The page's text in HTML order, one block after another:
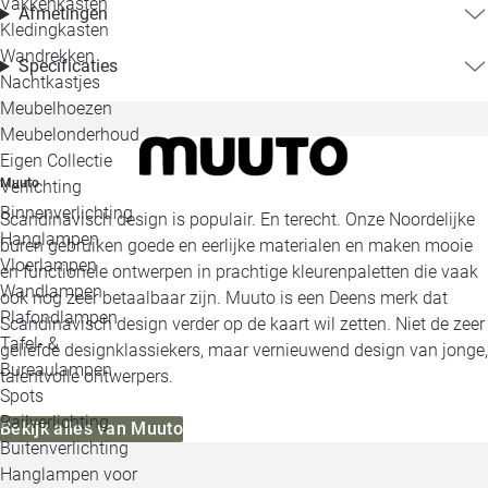
Kledingkasten
Wandrekken
Nachtkastjes
Meubelhoezen
Meubelonderhoud
Eigen Collectie
Verlichting
Binnenverlichting
Hanglampen
Vloerlampen
Wandlampen
Plafondlampen
Tafel- &
Bureaulampen
Spots
Railverlichting
Buitenverlichting
Hanglampen voor
Afmetingen
Specificaties
Muuto
Scandinavisch design is populair. En terecht. Onze Noordelijke
buren gebruiken goede en eerlijke materialen en maken mooie
en functionele ontwerpen in prachtige kleurenpaletten die vaak
ook nog zeer betaalbaar zijn. Muuto is een Deens merk dat
Scandinavisch design verder op de kaart wil zetten. Niet de zeer
geliefde designklassiekers, maar vernieuwend design van jonge,
talentvolle ontwerpers.
Bekijk alles van Muuto